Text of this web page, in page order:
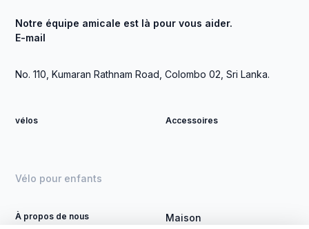
Notre équipe amicale est là pour vous aider.
E-mail
No. 110, Kumaran Rathnam Road, Colombo 02, Sri Lanka.
vélos
Vélo pour enfants
Accessoires
À propos de nous
Maison